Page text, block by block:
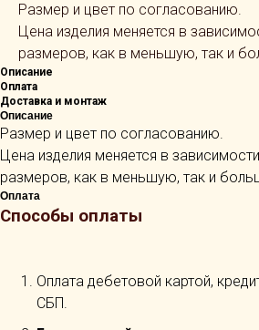
Размер и цвет по согласованию.
Цена изделия меняется в
размеров, как в меньшую, так и
Описание
Оплата
Доставка и монтаж
Описание
Размер и цвет по согласованию.
Цена изделия меняется в
размеров, как в меньшую, так и
Оплата
Способы оплаты
Оплата дебетовой картой,
СБП.